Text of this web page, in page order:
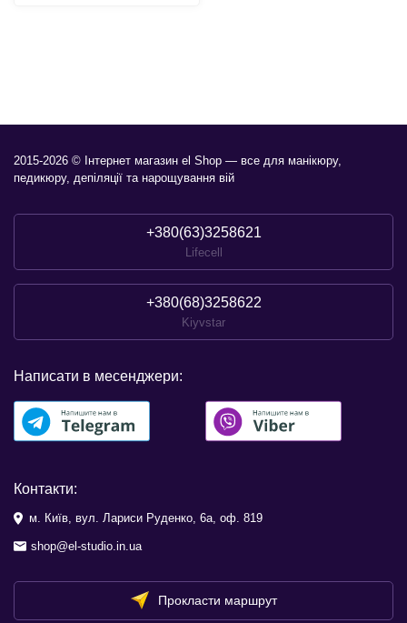
2015-2026 © Інтернет магазин el Shop — все для манікюру,
педикюру, депіляції та нарощування вій
+380(63)3258621
Lifecell
+380(68)3258622
Kiyvstar
Написати в месенджери:
Контакти:
м. Київ, вул. Лариси Руденко, 6а, оф. 819
shop@el-studio.in.ua
Прокласти маршрут